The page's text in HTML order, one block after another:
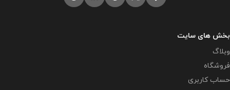
بخش های سایت
وبلاگ
فروشگاه
حساب کاربری